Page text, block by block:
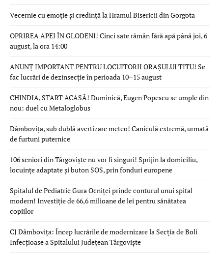
Vecernie cu emoție și credință la Hramul Bisericii din Gorgota
OPRIREA APEI ÎN GLODENI! Cinci sate rămân fără apă până joi, 6
august, la ora 14:00
ANUNȚ IMPORTANT PENTRU LOCUITORII ORAȘULUI TITU! Se
fac lucrări de dezinsecție în perioada 10–15 august
CHINDIA, START ACASĂ! Duminică, Eugen Popescu se umple din
nou: duel cu Metaloglobus
Dâmbovița, sub dublă avertizare meteo! Caniculă extremă, urmată
de furtuni puternice
106 seniori din Târgoviște nu vor fi singuri! Sprijin la domiciliu,
locuințe adaptate și buton SOS, prin fonduri europene
Spitalul de Pediatrie Gura Ocniței prinde conturul unui spital
modern! Investiție de 66,6 milioane de lei pentru sănătatea
copiilor
CJ Dâmbovița: Încep lucrările de modernizare la Secția de Boli
Infecțioase a Spitalului Județean Târgoviște